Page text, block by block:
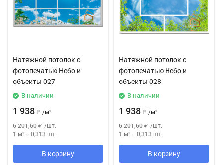
Натяжной потолок с
фотопечатью Небо и
объекты 027
В наличии
1 938 ₽ /м²
6 201,60 ₽ /шт.
1 м² = 0,313 шт.
В корзину
Натяжной потолок с
фотопечатью Небо и
объекты 028
В наличии
1 938 ₽ /м²
6 201,60 ₽ /шт.
1 м² = 0,313 шт.
В корзину